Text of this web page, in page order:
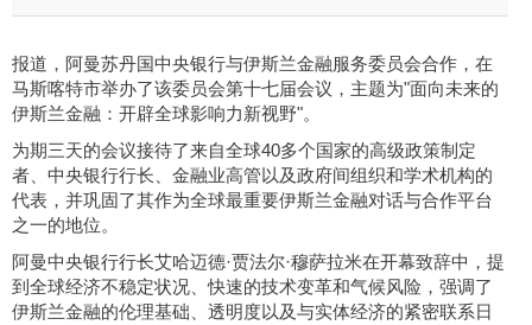
报道，阿曼苏丹国中央银行与伊斯兰金融服务委员会合作，在
马斯喀特市举办了该委员会第十七届会议，主题为"面向未来的
伊斯兰金融：开辟全球影响力新视野"。
为期三天的会议接待了来自全球40多个国家的高级政策制定
者、中央银行行长、金融业高管以及政府间组织和学术机构的
代表，并巩固了其作为全球最重要伊斯兰金融对话与合作平台
之一的地位。
阿曼中央银行行长艾哈迈德·贾法尔·穆萨拉米在开幕致辞中，提
到全球经济不稳定状况、快速的技术变革和气候风险，强调了
伊斯兰金融的伦理基础、透明度以及与实体经济的紧密联系日